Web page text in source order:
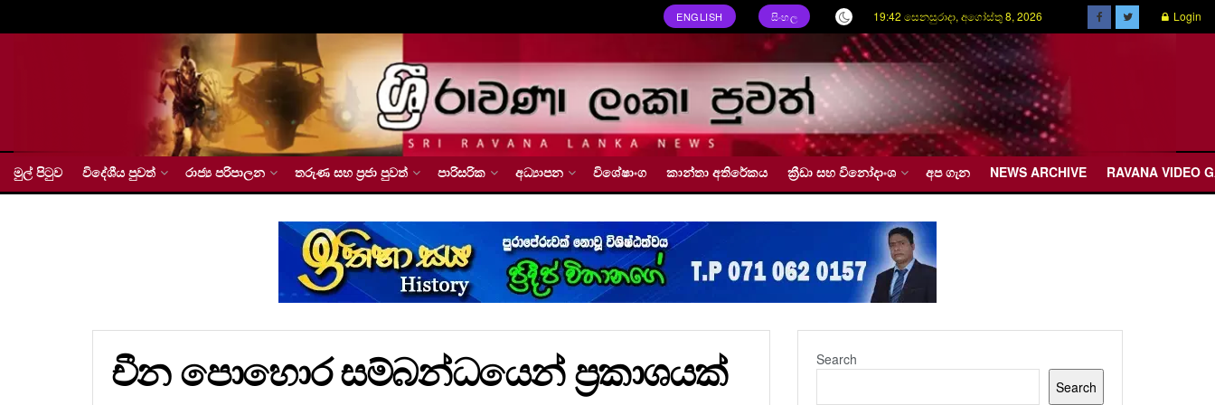
ENGLISH සිංහල 19:42 සෙනසුරාදා, අගෝස්තු 8, 2026 Login
මුල් පිටුව විදේශීය පුවත් රාජ්‍ය පරිපාලන තරුණ සහ ප්‍රජා පුවත් පාරිසරික අධ්‍යාපන විශේෂාංග කාන්තා අතිරේකය ක්‍රීඩා සහ විනෝදාංශ අප ගැන NEWS ARCHIVE RAVANA VIDEO
චීන පොහොර සම්බන්ධයෙන් ප්‍රකාශයක්
Search
Search